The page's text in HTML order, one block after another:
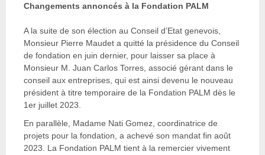
Changements annoncés à la Fondation PALM
A la suite de son élection au Conseil d’Etat genevois,
Monsieur Pierre Maudet a quitté la présidence du Conseil
de fondation en juin dernier, pour laisser sa place à
Monsieur M. Juan Carlos Torres, associé gérant dans le
conseil aux entreprises, qui est ainsi devenu le nouveau
président à titre temporaire de la Fondation PALM dès le
1er juillet 2023.
En parallèle, Madame Nati Gomez, coordinatrice de
projets pour la fondation, a achevé son mandat fin août
2023. La Fondation PALM tient à la remercier vivement